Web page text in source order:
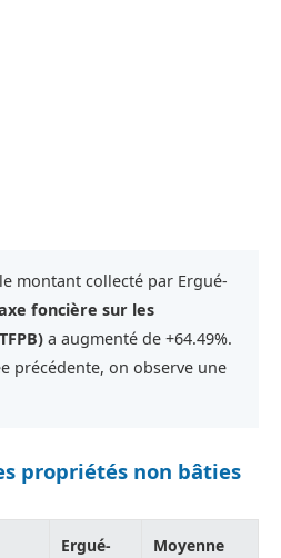
montant collecté par Ergué-
foncière sur les
a augmenté de +64.49%.
précédente, on observe une
propriétés non bâties
Ergué-
Moyenne